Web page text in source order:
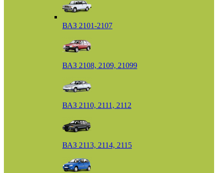
ВАЗ 2101-2107
ВАЗ 2108, 2109, 21099
ВАЗ 2110, 2111, 2112
ВАЗ 2113, 2114, 2115